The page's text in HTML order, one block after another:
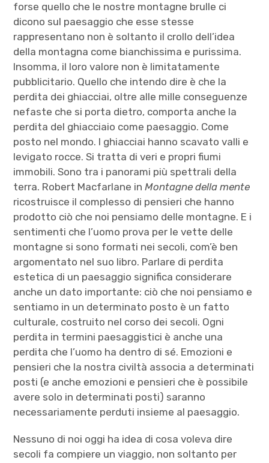
forse quello che le nostre montagne brulle ci
dicono sul paesaggio che esse stesse
rappresentano non è soltanto il crollo dell’idea
della montagna come bianchissima e purissima.
Insomma, il loro valore non è limitatamente
pubblicitario. Quello che intendo dire è che la
perdita dei ghiacciai, oltre alle mille conseguenze
nefaste che si porta dietro, comporta anche la
perdita del ghiacciaio come paesaggio. Come
posto nel mondo. I ghiacciai hanno scavato valli e
levigato rocce. Si tratta di veri e propri fiumi
immobili. Sono tra i panorami più spettrali della
terra. Robert Macfarlane inMontagne della mente
ricostruisce il complesso di pensieri che hanno
prodotto ciò che noi pensiamo delle montagne. E i
sentimenti che l’uomo prova per le vette delle
montagne si sono formati nei secoli, com’è ben
argomentato nel suo libro. Parlare di perdita
estetica di un paesaggio significa considerare
anche un dato importante: ciò che noi pensiamo e
sentiamo in un determinato posto è un fatto
culturale, costruito nel corso dei secoli. Ogni
perdita in termini paesaggistici è anche una
perdita che l’uomo ha dentro di sé. Emozioni e
pensieri che la nostra civiltà associa a determinati
posti (e anche emozioni e pensieri che è possibile
avere solo in determinati posti) saranno
necessariamente perduti insieme al paesaggio.
Nessuno di noi oggi ha idea di cosa voleva dire
secoli fa compiere un viaggio, non soltanto per